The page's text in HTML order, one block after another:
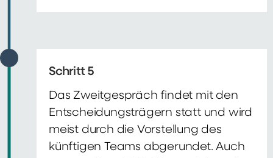
Schritt 5
Das Zweitgespräch findet mit den
Entscheidungsträgern statt und wird
meist durch die Vorstellung des
künftigen Teams abgerundet. Auch